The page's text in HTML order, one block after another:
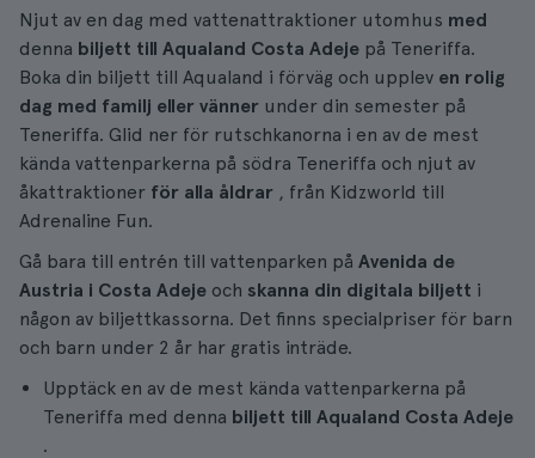
Njut av en dag med vattenattraktioner utomhus med
denna biljett till Aqualand Costa Adeje på Teneriffa.
Boka din biljett till Aqualand i förväg och upplev en rolig
dag med familj eller vänner under din semester på
Teneriffa. Glid ner för rutschkanorna i en av de mest
kända vattenparkerna på södra Teneriffa och njut av
åkattraktioner för alla åldrar , från Kidzworld till
Adrenaline Fun.
Gå bara till entrén till vattenparken på Avenida de
Austria i Costa Adeje och skanna din digitala biljett i
någon av biljettkassorna. Det finns specialpriser för barn
och barn under 2 år har gratis inträde.
Upptäck en av de mest kända vattenparkerna på
Teneriffa med denna biljett till Aqualand Costa Adeje
.